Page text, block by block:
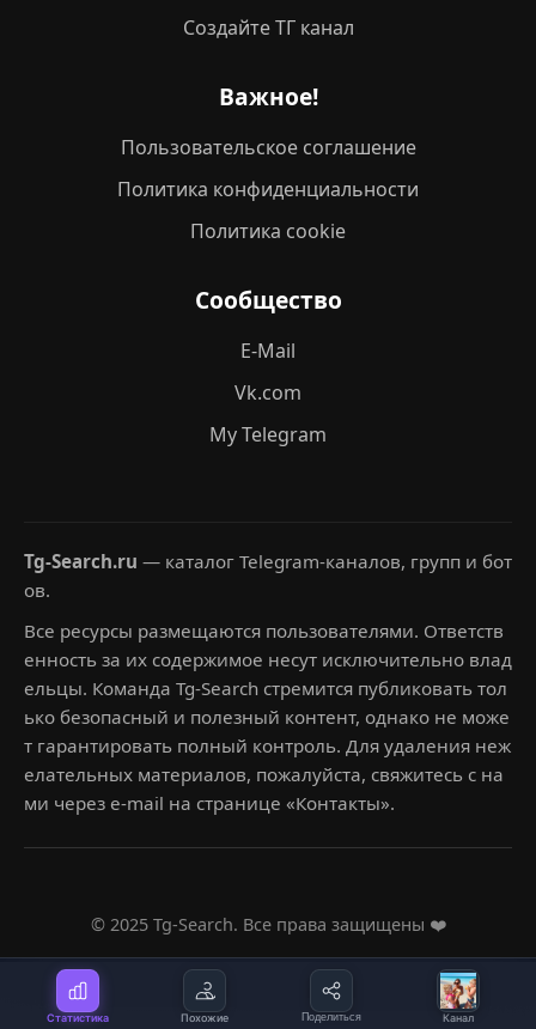
Статистика Похожие Поделиться Канал
Создайте ТГ канал
Важное!
Пользовательское соглашение
Политика конфиденциальности
Политика cookie
Сообщество
E-Mail
Vk.com
My Telegram
Tg-Search.ru — каталог Telegram-каналов, групп и бот
ов.
Все ресурсы размещаются пользователями. Ответств
енность за их содержимое несут исключительно влад
ельцы. Команда Tg-Search стремится публиковать тол
ько безопасный и полезный контент, однако не може
т гарантировать полный контроль. Для удаления неж
елательных материалов, пожалуйста, свяжитесь с на
ми через e-mail на странице «Контакты».
© 2025 Tg-Search. Все права защищены ❤️